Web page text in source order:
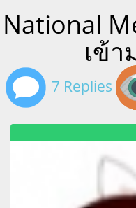
National
เข้า
7 Replies